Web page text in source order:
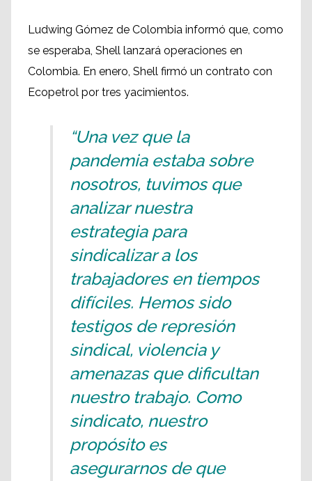
Ludwing Gómez de Colombia informó que, como
se esperaba, Shell lanzará operaciones en
Colombia. En enero, Shell firmó un contrato con
Ecopetrol por tres yacimientos.
“Una vez que la
pandemia estaba sobre
nosotros, tuvimos que
analizar nuestra
estrategia para
sindicalizar a los
trabajadores en tiempos
difíciles. Hemos sido
testigos de represión
sindical, violencia y
amenazas que dificultan
nuestro trabajo. Como
sindicato, nuestro
propósito es
asegurarnos de que